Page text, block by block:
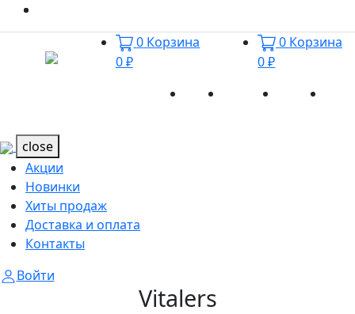
0 Корзина
0 ₽
0 Корзина
0 ₽
Акции Новинки
close
Акции
Новинки
Хиты продаж
Доставка и оплата
Контакты
Войти
Vitalers